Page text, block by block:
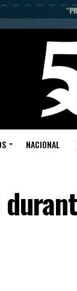
NACIONAL